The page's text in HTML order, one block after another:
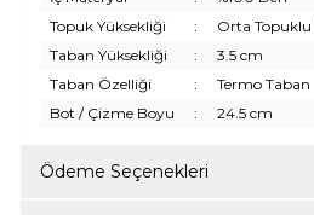
Topuk Yüksekliği
:
Orta Topuklu
Taban Yüksekliği
:
3.5 cm
Taban Özelliği
:
Termo Taban
Bot / Çizme Boyu
: 24.5 cm
Ödeme Seçenekleri